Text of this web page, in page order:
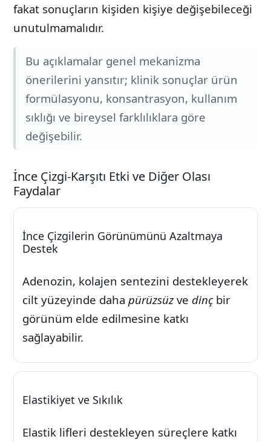
fakat sonuçların kişiden kişiye değişebileceği
unutulmamalıdır.
Bu açıklamalar genel mekanizma
önerilerini yansıtır; klinik sonuçlar ürün
formülasyonu, konsantrasyon, kullanım
sıklığı ve bireysel farklılıklara göre
değişebilir.
İnce Çizgi-Karşıtı Etki ve Diğer Olası
Faydalar
İnce Çizgilerin Görünümünü Azaltmaya
Destek
Adenozin, kolajen sentezini destekleyerek
cilt yüzeyinde daha pürüzsüz ve dinçbir
görünüm elde edilmesine katkı
sağlayabilir.
Elastikiyet ve Sıkılık
Elastik lifleri destekleyen süreçlere katkı